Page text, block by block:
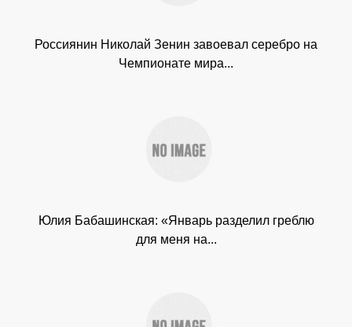
Россиянин Николай Зенин завоевал серебро на
Чемпионате мира...
Юлия Бабашинская: «Январь разделил греблю
для меня на...